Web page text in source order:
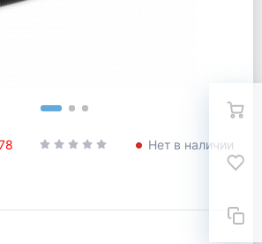
Нет в наличии